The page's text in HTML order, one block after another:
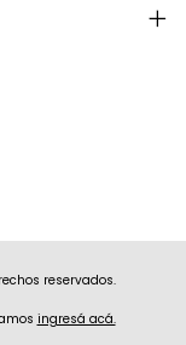
reservados.
ingresá acá.